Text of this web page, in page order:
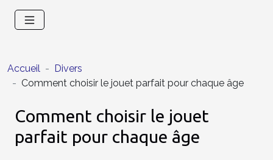
Accueil
Divers
Comment choisir le jouet parfait pour chaque âge
Comment choisir le jouet
parfait pour chaque âge